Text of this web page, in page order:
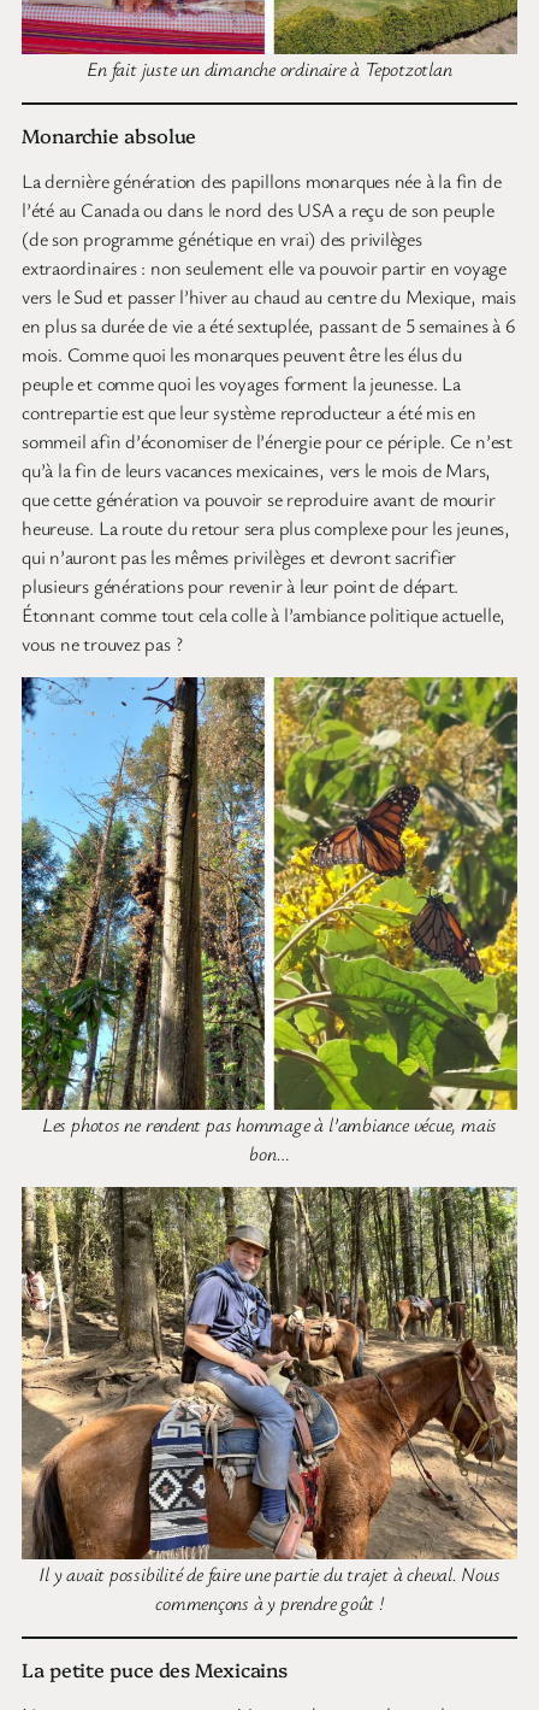
En fait juste un dimanche ordinaire à Tepotzotlan
Monarchie absolue
La dernière génération des papillons monarques née à la fin de
l’été au Canada ou dans le nord des USA a reçu de son peuple
(de son programme génétique en vrai) des privilèges
extraordinaires : non seulement elle va pouvoir partir en voyage
vers le Sud et passer l’hiver au chaud au centre du Mexique, mais
en plus sa durée de vie a été sextuplée, passant de 5 semaines à 6
mois. Comme quoi les monarques peuvent être les élus du
peuple et comme quoi les voyages forment la jeunesse. La
contrepartie est que leur système reproducteur a été mis en
sommeil afin d’économiser de l’énergie pour ce périple. Ce n’est
qu’à la fin de leurs vacances mexicaines, vers le mois de Mars,
que cette génération va pouvoir se reproduire avant de mourir
heureuse. La route du retour sera plus complexe pour les jeunes,
qui n’auront pas les mêmes privilèges et devront sacrifier
plusieurs générations pour revenir à leur point de départ.
Étonnant comme tout cela colle à l’ambiance politique actuelle,
vous ne trouvez pas ?
Les photos ne rendent pas hommage à l’ambiance vécue, mais
bon…
Il y avait possibilité de faire une partie du trajet à cheval. Nous
commençons à y prendre goût !
La petite puce des Mexicains